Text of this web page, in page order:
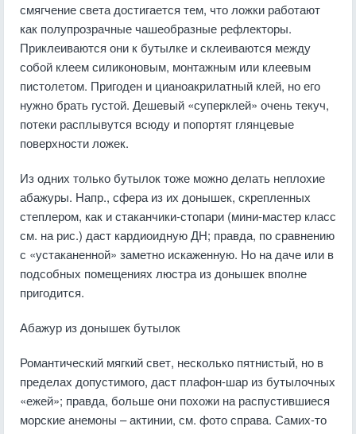
смягчение света достигается тем, что ложки работают
как полупрозрачные чашеобразные рефлекторы.
Приклеиваются они к бутылке и склеиваются между
собой клеем силиконовым, монтажным или клеевым
пистолетом. Пригоден и цианоакрилатный клей, но его
нужно брать густой. Дешевый «суперклей» очень текуч,
потеки расплывутся всюду и попортят глянцевые
поверхности ложек.
Из одних только бутылок тоже можно делать неплохие
абажуры. Напр., сфера из их донышек, скрепленных
степлером, как и стаканчики-стопари (мини-мастер класс
см. на рис.) даст кардиоидную ДН; правда, по сравнению
с «устаканенной» заметно искаженную. Но на даче или в
подсобных помещениях люстра из донышек вполне
пригодится.
Абажур из донышек бутылок
Романтический мягкий свет, несколько пятнистый, но в
пределах допустимого, даст плафон-шар из бутылочных
«ежей»; правда, больше они похожи на распустившиеся
морские анемоны – актинии, см. фото справа. Самих-то